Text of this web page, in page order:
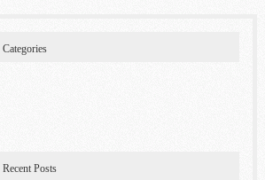
Categories
Recent Posts